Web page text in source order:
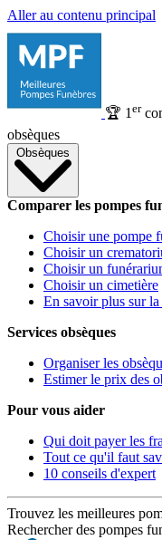
Aller au contenu principal
🏆 1 er
obsèques
Obsèques
Comparer les pompes
Choisir une pompe
Choisir un
Choisir un
Choisir un cimetière
En savoir plus sur
Services obsèques
Organiser les
Estimer le prix des
Pour vous aider
Qui doit payer les
Tout ce qu'il faut
10 conseils d'expert
Trouvez les meilleures
Rechercher des pompes